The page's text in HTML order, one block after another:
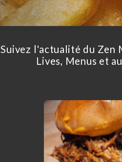
Suivez l'actualité du Zen
Lives, Menus et